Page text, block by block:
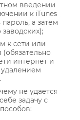
введении
к iTunes
а затем
к сети или
интернет и
не удается
задачу с